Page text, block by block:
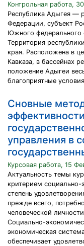
Контрольная работа,
Республика Адыгея —
Федерации, субъект
Южного
Территория
края. Расположена в
Кавказа, в бассейнах
положение Адыгеи
благоприятные
Сновные
управления в
Курсовая работа, 15
Актуальность темы
критерием социально-
степень
прежде всего,
человеческой
Социально-
экономическая
обеспечивает